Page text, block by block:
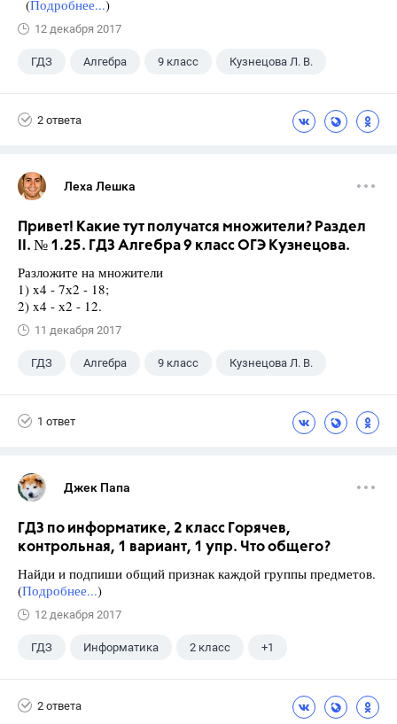
(Подробнее...)
12 декабря 2017
ГДЗ Алгебра 9 класс Кузнецова Л. В.
2 ответа
Леха Лешка
Привет! Какие тут получатся множители? Раздел
II. № 1.25. ГДЗ Алгебра 9 класс ОГЭ Кузнецова.
Разложите на множители
1) x4 - 7х2 - 18;
2) x4 - х2 - 12.
11 декабря 2017
ГДЗ Алгебра 9 класс Кузнецова Л. В.
1 ответ
Джек Папа
ГДЗ по информатике, 2 класс Горячев,
контрольная, 1 вариант, 1 упр. Что общего?
Найди и подпиши общий признак каждой группы предметов.
(Подробнее...)
12 декабря 2017
ГДЗ Информатика 2 класс +1
2 ответа